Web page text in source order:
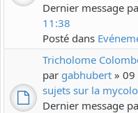
Dernier message
11:38
Posté dans
Tricholome
par gabhubert » 09
sujets sur la
Dernier message